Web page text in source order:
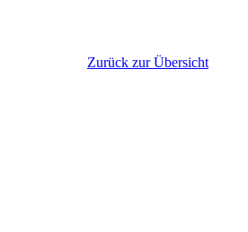
Zurück zur Übersicht